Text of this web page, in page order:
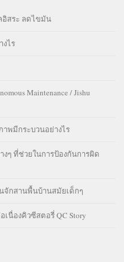
อิสระ ลดไขมัน
งไร
Maintenance / Jishu
าพมีกระบวนอย่างไร
งๆ ที่ช่วยในการป้องกันการผิด
จักสานพื้นบ้านสมัยเด็กๆ
นื่องคิวซีสตอรี่ QC Story